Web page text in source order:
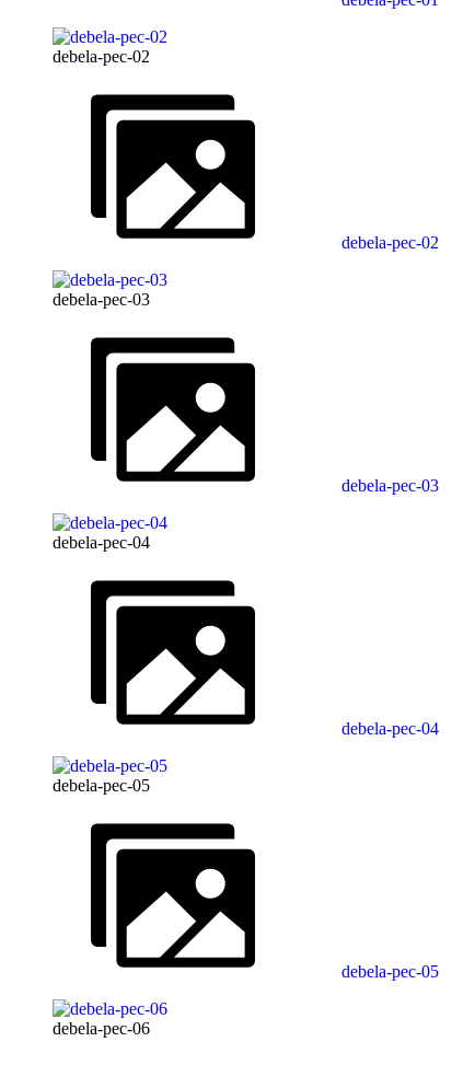
debela-pec-02
debela-pec-02
debela-pec-03
debela-pec-03
debela-pec-04
debela-pec-04
debela-pec-05
debela-pec-05
debela-pec-06